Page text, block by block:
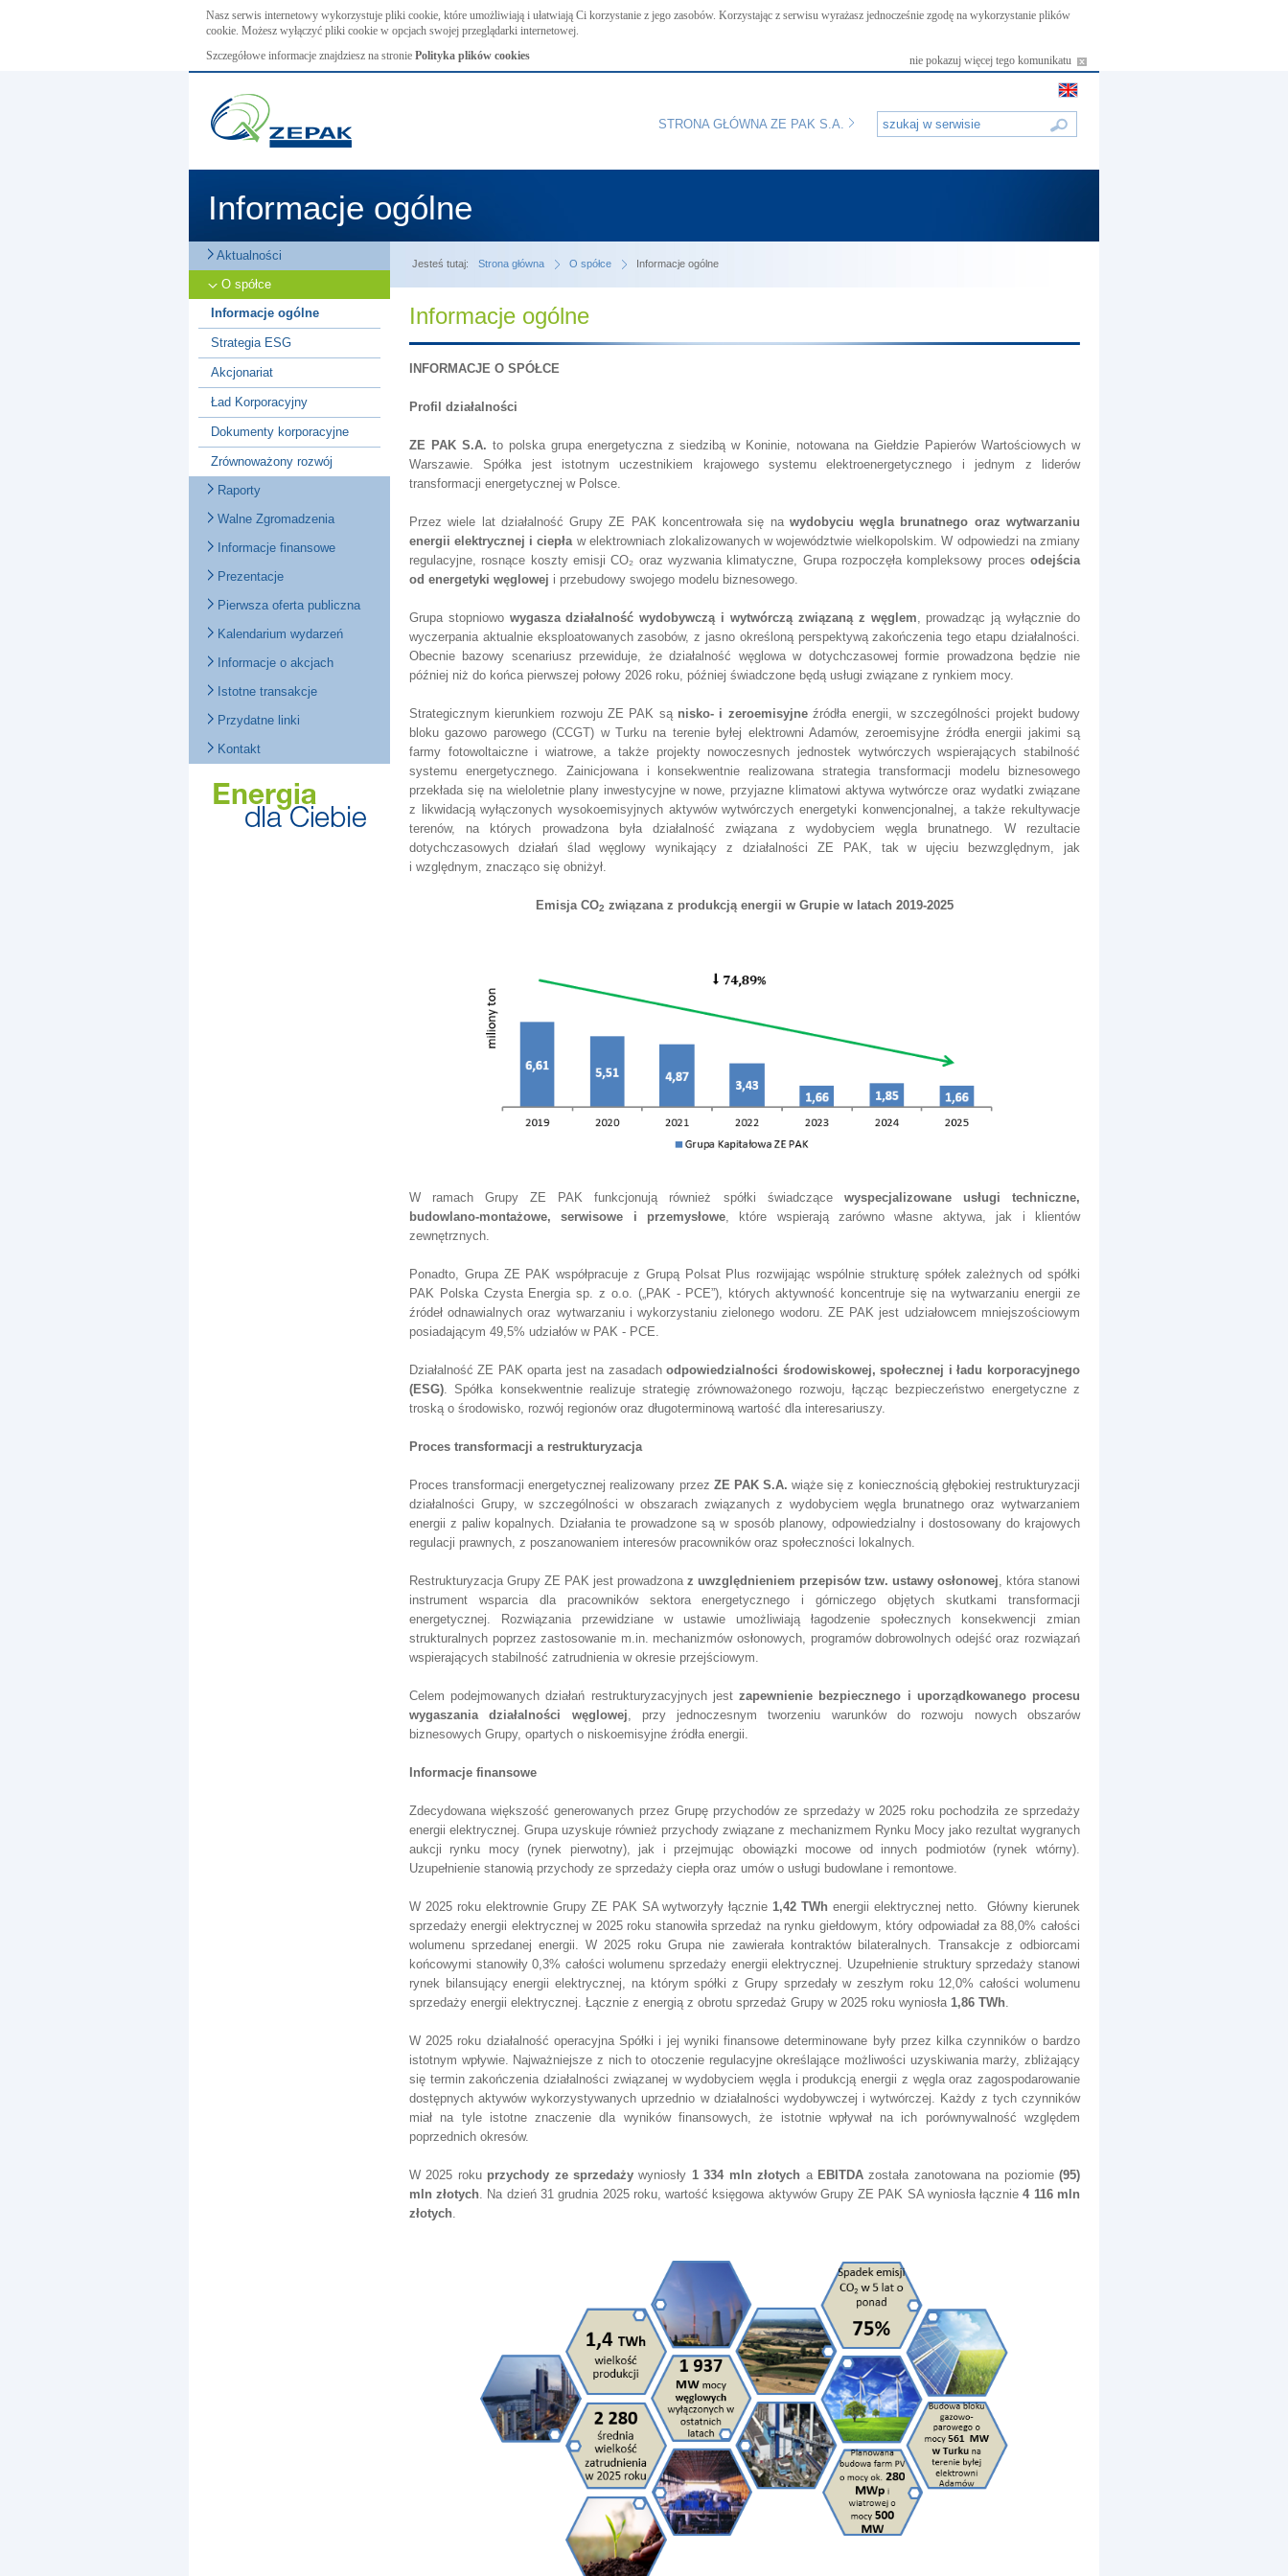
Nasz serwis internetowy wykorzystuje pliki cookie, które umożliwiają i ułatwiają Ci korzystanie z jego zasobów. Korzystając z serwisu wyrażasz jednocześnie zgodę na wykorzystanie plików
cookie. Możesz wyłączyć pliki cookie w opcjach swojej przeglądarki internetowej.
Szczegółowe informacje znajdziesz na stronie Polityka plików cookies nie pokazuj więcej tego komunikatu
STRONA GŁÓWNA ZE PAK S.A.
Informacje ogólne
Aktualności
O spółce
Informacje ogólne
Strategia ESG
Akcjonariat
Ład Korporacyjny
Dokumenty korporacyjne
Zrównoważony rozwój
Raporty
Walne Zgromadzenia
Informacje finansowe
Prezentacje
Pierwsza oferta publiczna
Kalendarium wydarzeń
Informacje o akcjach
Istotne transakcje
Przydatne linki
Kontakt
Jesteś tutaj: Strona główna O spółce Informacje ogólne
Informacje ogólne
INFORMACJE O SPÓŁCE
Profil działalności
ZE PAK S.A. to polska grupa energetyczna z siedzibą w Koninie, notowana na Giełdzie Papierów Wartościowych w
Warszawie. Spółka jest istotnym uczestnikiem krajowego systemu elektroenergetycznego i jednym z liderów
transformacji energetycznej w Polsce.
Przez wiele lat działalność Grupy ZE PAK koncentrowała się na wydobyciu węgla brunatnego oraz wytwarzaniu
energii elektrycznej i ciepław elektrowniach zlokalizowanych w województwie wielkopolskim. W odpowiedzi na zmiany
regulacyjne, rosnące koszty emisji CO₂ oraz wyzwania klimatyczne, Grupa rozpoczęła kompleksowy proces odejścia
od energetyki węglowej i przebudowy swojego modelu biznesowego.
Grupa stopniowo wygasza działalność wydobywczą i wytwórczą związaną z węglem, prowadząc ją wyłącznie do
wyczerpania aktualnie eksploatowanych zasobów, z jasno określoną perspektywą zakończenia tego etapu działalności.
Obecnie bazowy scenariusz przewiduje, że działalność węglowa w dotychczasowej formie prowadzona będzie nie
później niż do końca pierwszej połowy 2026 roku, później świadczone będą usługi związane z rynkiem mocy.
Strategicznym kierunkiem rozwoju ZE PAK sąnisko‑ i zeroemisyjneźródła energii, w szczególności projekt budowy
bloku gazowo parowego (CCGT) w Turku na terenie byłej elektrowni Adamów, zeroemisyjne źródła energii jakimi są
farmy fotowoltaiczne i wiatrowe, a także projekty nowoczesnych jednostek wytwórczych wspierających stabilność
systemu energetycznego. Zainicjowana i konsekwentnie realizowana strategia transformacji modelu biznesowego
przekłada się na wieloletnie plany inwestycyjne w nowe, przyjazne klimatowi aktywa wytwórcze oraz wydatki związane
z likwidacją wyłączonych wysokoemisyjnych aktywów wytwórczych energetyki konwencjonalnej, a także rekultywacje
terenów, na których prowadzona była działalność związana z wydobyciem węgla brunatnego. W rezultacie
dotychczasowych działań ślad węglowy wynikający z działalności ZE PAK, tak w ujęciu bezwzględnym, jak
i względnym, znacząco się obniżył.
Emisja CO2 związana z produkcją energii w Grupie w latach 2019-2025
W ramach Grupy ZE PAK funkcjonują również spółki świadczące wyspecjalizowane usługi techniczne,
budowlano‑montażowe, serwisowe i przemysłowe, które wspierają zarówno własne aktywa, jak i klientów
zewnętrznych.
Ponadto, Grupa ZE PAK współpracuje z Grupą Polsat Plus rozwijając wspólnie strukturę spółek zależnych od spółki
PAK Polska Czysta Energia sp. z o.o. („PAK - PCE”), których aktywność koncentruje się na wytwarzaniu energii ze
źródeł odnawialnych oraz wytwarzaniu i wykorzystaniu zielonego wodoru. ZE PAK jest udziałowcem mniejszościowym
posiadającym 49,5% udziałów w PAK - PCE.
Działalność ZE PAK oparta jest na zasadachodpowiedzialności środowiskowej, społecznej i ładu korporacyjnego
(ESG). Spółka konsekwentnie realizuje strategię zrównoważonego rozwoju, łącząc bezpieczeństwo energetyczne z
troską o środowisko, rozwój regionów oraz długoterminową wartość dla interesariuszy.
Proces transformacji a restrukturyzacja
Proces transformacji energetycznej realizowany przez ZE PAK S.A. wiąże się z koniecznością głębokiej restrukturyzacji
działalności Grupy, w szczególności w obszarach związanych z wydobyciem węgla brunatnego oraz wytwarzaniem
energii z paliw kopalnych. Działania te prowadzone są w sposób planowy, odpowiedzialny i dostosowany do krajowych
regulacji prawnych, z poszanowaniem interesów pracowników oraz społeczności lokalnych.
Restrukturyzacja Grupy ZE PAK jest prowadzona z uwzględnieniem przepisów tzw. ustawy osłonowej, która stanowi
instrument wsparcia dla pracowników sektora energetycznego i górniczego objętych skutkami transformacji
energetycznej. Rozwiązania przewidziane w ustawie umożliwiają łagodzenie społecznych konsekwencji zmian
strukturalnych poprzez zastosowanie m.in. mechanizmów osłonowych, programów dobrowolnych odejść oraz rozwiązań
wspierających stabilność zatrudnienia w okresie przejściowym.
Celem podejmowanych działań restrukturyzacyjnych jestzapewnienie bezpiecznego i uporządkowanego procesu
wygaszania działalności węglowej, przy jednoczesnym tworzeniu warunków do rozwoju nowych obszarów
biznesowych Grupy, opartych o niskoemisyjne źródła energii.
Informacje finansowe
Zdecydowana większość generowanych przez Grupę przychodów ze sprzedaży w 2025 roku pochodziła ze sprzedaży
energii elektrycznej. Grupa uzyskuje również przychody związane z mechanizmem Rynku Mocy jako rezultat wygranych
aukcji rynku mocy (rynek pierwotny), jak i przejmując obowiązki mocowe od innych podmiotów (rynek wtórny).
Uzupełnienie stanowią przychody ze sprzedaży ciepła oraz umów o usługi budowlane i remontowe.
W 2025 roku elektrownie Grupy ZE PAK SA wytworzyły łącznie1,42 TWh energii elektrycznej netto. Główny kierunek
sprzedaży energii elektrycznej w 2025 roku stanowiła sprzedaż na rynku giełdowym, który odpowiadał za 88,0% całości
wolumenu sprzedanej energii. W 2025 roku Grupa nie zawierała kontraktów bilateralnych. Transakcje z odbiorcami
końcowymi stanowiły 0,3% całości wolumenu sprzedaży energii elektrycznej. Uzupełnienie struktury sprzedaży stanowi
rynek bilansujący energii elektrycznej, na którym spółki z Grupy sprzedały w zeszłym roku 12,0% całości wolumenu
sprzedaży energii elektrycznej. Łącznie z energią z obrotu sprzedaż Grupy w 2025 roku wyniosła 1,86 TWh.
W 2025 roku działalność operacyjna Spółki i jej wyniki finansowe determinowane były przez kilka czynników o bardzo
istotnym wpływie. Najważniejsze z nich to otoczenie regulacyjne określające możliwości uzyskiwania marży, zbliżający
się termin zakończenia działalności związanej w wydobyciem węgla i produkcją energii z węgla oraz zagospodarowanie
dostępnych aktywów wykorzystywanych uprzednio w działalności wydobywczej i wytwórczej. Każdy z tych czynników
miał na tyle istotne znaczenie dla wyników finansowych, że istotnie wpływał na ich porównywalność względem
poprzednich okresów.
W 2025 roku przychody ze sprzedaży wyniosły 1 334 mln złotych a EBITDAzostała zanotowana na poziomie (95)
mln złotych. Na dzień 31 grudnia 2025 roku, wartość księgowa aktywów Grupy ZE PAK SA wyniosła łącznie4 116 mln
złotych.